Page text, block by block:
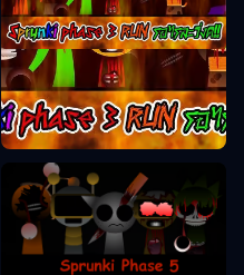
Sprunki Fāze 3